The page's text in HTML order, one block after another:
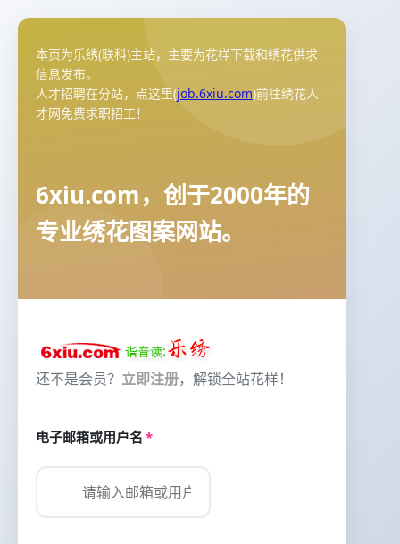
本页为乐绣(联科)主站，主要为花样下载和绣花供求
信息发布。
人才招聘在分站，点这里(job.6xiu.com)前往绣花人
才网免费求职招工！
6xiu.com，创于2000年的
专业绣花图案网站。
还不是会员？ 立即注册，解锁全站花样！
电子邮箱或用户名 *